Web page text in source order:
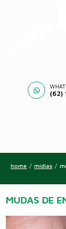
(62)
home / mídias /
MUDAS DE